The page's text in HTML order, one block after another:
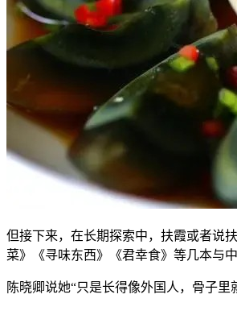
但接下来，在长期探索中，扶霞或者说
菜》《寻味东西》《君幸食》等几本与
陈晓卿说她“只是长得像外国人，骨子里